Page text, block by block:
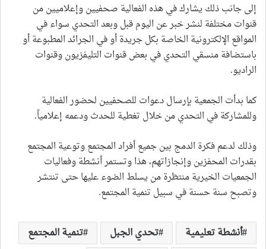
إلى جانب ذلك يشارك في هذه الفعالية صحفيين وإعلاميين من
قنوات مختلفة لنشر خبر عن اليوم قبل وبعد التحدي سواء في
المواقع الإلكترونية الخاصة بكل جريدة أو في الجرائد المطبوعة أو
باستضافة منسقي التحدي في بعض قنوات التليفزيون وقنوات
الراديو.
كما بدأت الجمعية بإرسال دعوات للصحفيين لحضور الفعالية
وللمشاركة في التحدي من خلال تغطية للحدث ودعمه إعلامياً.
وذلك لدعم فكرة الدمج بين جميع أفراد المجتمع وتوعية المجتمع
بقدرات المحفزين وإنجازاتهم، هذا وتستمر أنشطة وفعاليات
الجمعيات الخيرية منتظرة من يسلط الضوء عليها حتى تنتشر
وتصبح سنة حسنة في سبيل تنمية المجتمع.
أنشطة تعليمية تحدي الجبل
تنمية المجتمع